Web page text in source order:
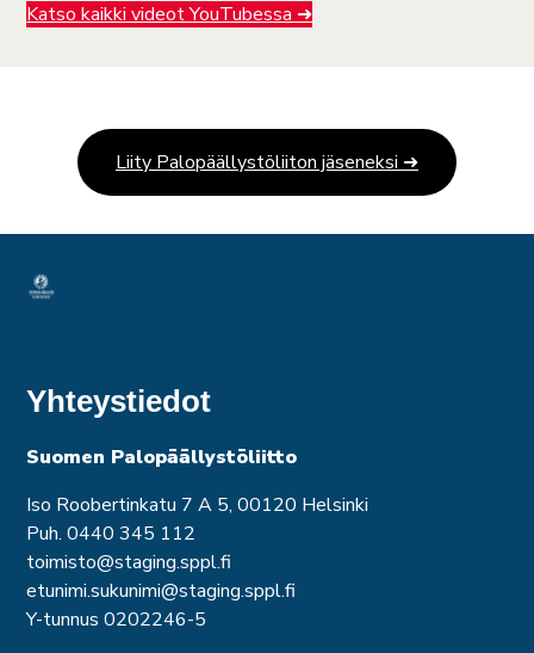
Katso kaikki videot YouTubessa ➜
Liity Palopäällystöliiton jäseneksi ➜
Yhteystiedot
Suomen Palopäällystöliitto
Iso Roobertinkatu 7 A 5, 00120 Helsinki
Puh. 0440 345 112
toimisto@staging.sppl.fi
etunimi.sukunimi@staging.sppl.fi
Y-tunnus 0202246-5